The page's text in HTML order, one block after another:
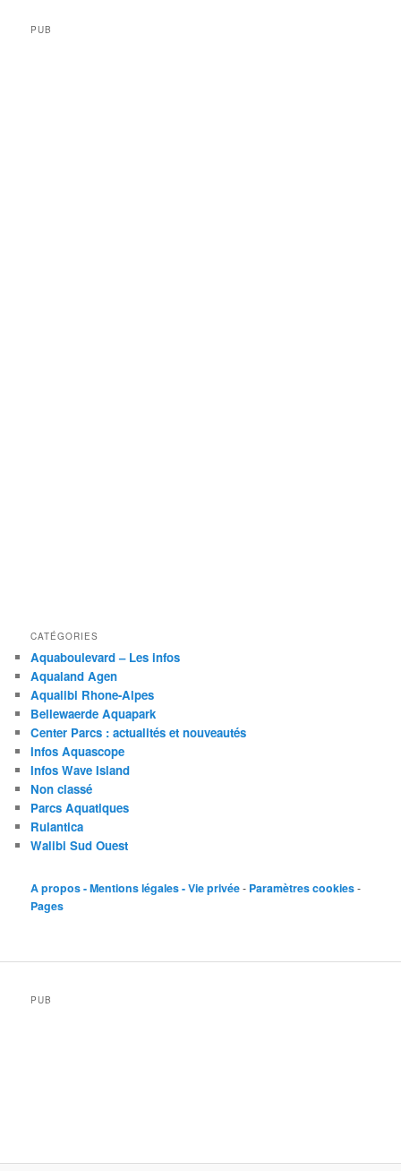
PUB
CATÉGORIES
Aquaboulevard – Les infos
Aqualand Agen
Aqualibi Rhone-Alpes
Bellewaerde Aquapark
Center Parcs : actualités et nouveautés
Infos Aquascope
Infos Wave Island
Non classé
Parcs Aquatiques
Rulantica
Walibi Sud Ouest
A propos - Mentions légales - Vie privée- Paramètres cookies-
Pages
PUB